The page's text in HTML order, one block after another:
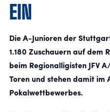
VEREIN
FANS
NACHWUCHS
BUSINESS
EIN
Die A-Junioren der
1.180 Zuschauern auf dem
beim Regionalligisten JFV
Toren und stehen damit im
Pokalwettbewerbes.